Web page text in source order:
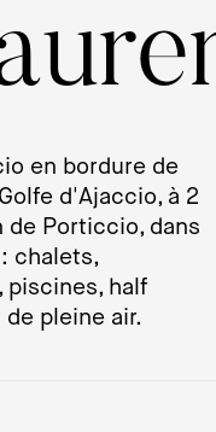
en bordure de
d'Ajaccio, à 2
de Porticcio, dans
chalets,
piscines, half
pleine air.